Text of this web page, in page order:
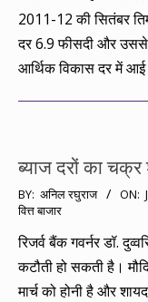
2011-12 की सितंबर
दर 6.9 फीसदी और उससे
आर्थिक विकास दर में
ब्याज दरों का चक्र
2012-
01-
24
BY: अनिल रघुराज ON:
वित्त बाजार
रिजर्व बैंक गवर्नर डॉ.
कटौती हो सकती है।
मार्च को होनी है और